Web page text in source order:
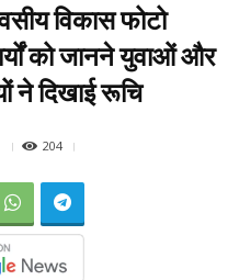
विकास फोटो
को जानने युवाओं और
ने दिखाई रूचि
204